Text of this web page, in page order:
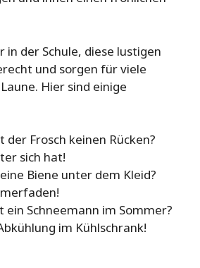
in der Schule, diese lustigen
und sorgen für viele
Hier sind einige
der Frosch keinen Rücken?
sich hat!
Biene unter dem Kleid?
ein Schneemann im Sommer?
im Kühlschrank!